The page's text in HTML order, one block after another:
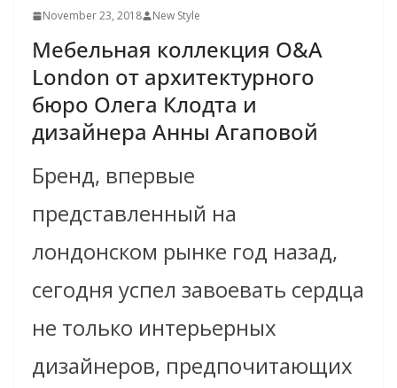
November 23, 2018 New Style
Мебельная коллекция О&А
London от архитектурного
бюро Олега Клодта и
дизайнера Анны Агаповой
Бренд, впервые
представленный на
лондонском рынке год назад,
сегодня успел завоевать сердца
не только интерьерных
дизайнеров, предпочитающих